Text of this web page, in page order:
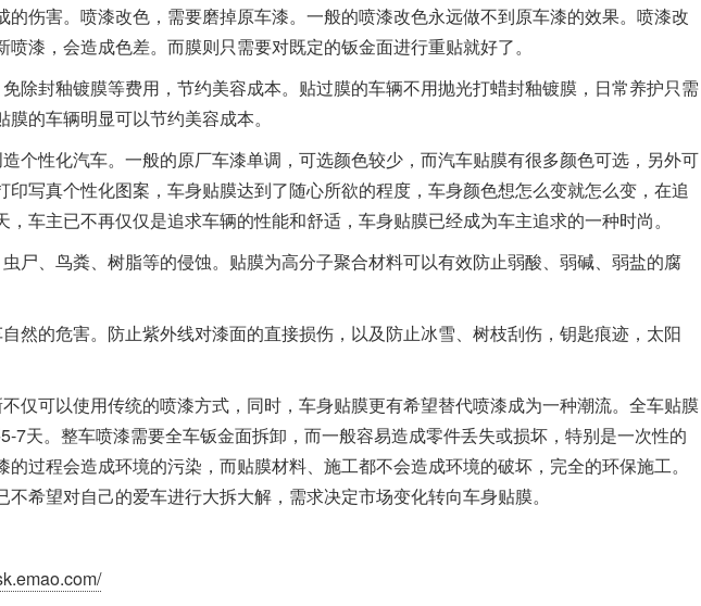
的伤害。喷漆改色，需要磨掉原车漆。一般的喷漆改色永远做不到原车漆的效果。喷漆改
漆，会造成色差。而膜则只需要对既定的钣金面进行重贴就好了。
除封釉镀膜等费用，节约美容成本。贴过膜的车辆不用抛光打蜡封釉镀膜，日常养护只需
的车辆明显可以节约美容成本。
个性化汽车。一般的原厂车漆单调，可选颜色较少，而汽车贴膜有很多颜色可选，另外可
印写真个性化图案，车身贴膜达到了随心所欲的程度，车身颜色想怎么变就怎么变，在追
车主已不再仅仅是追求车辆的性能和舒适，车身贴膜已经成为车主追求的一种时尚。
尸、鸟粪、树脂等的侵蚀。贴膜为高分子聚合材料可以有效防止弱酸、弱碱、弱盐的腐
然的危害。防止紫外线对漆面的直接损伤，以及防止冰雪、树枝刮伤，钥匙痕迹，太阳
仅可以使用传统的喷漆方式，同时，车身贴膜更有希望替代喷漆成为一种潮流。全车贴膜
7天。整车喷漆需要全车钣金面拆卸，而一般容易造成零件丢失或损坏，特别是一次性的
过程会造成环境的污染，而贴膜材料、施工都不会造成环境的破坏，完全的环保施工。
希望对自己的爱车进行大拆大解，需求决定市场变化转向车身贴膜。